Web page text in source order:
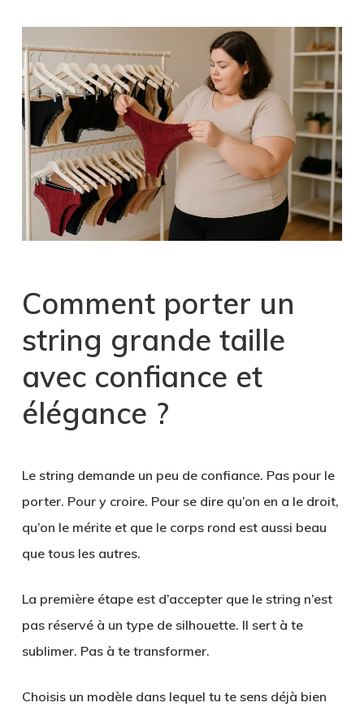
Comment porter un
string grande taille
avec confiance et
élégance ?
Le string demande un peu de confiance. Pas pour le
porter. Pour y croire. Pour se dire qu’on en a le droit,
qu’on le mérite et que le corps rond est aussi beau
que tous les autres.
La première étape est d’accepter que le string n’est
pas réservé à un type de silhouette. Il sert à te
sublimer. Pas à te transformer.
Choisis un modèle dans lequel tu te sens déjà bien